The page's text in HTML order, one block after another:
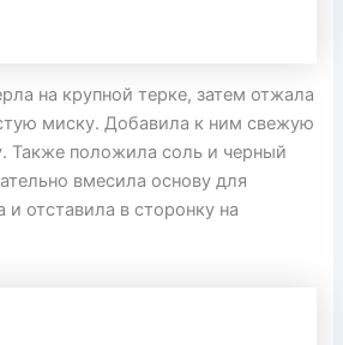
на крупной терке, затем отжала
миску. Добавила к ним свежую
Также положила соль и черный
вмесила основу для
и отставила в сторонку на